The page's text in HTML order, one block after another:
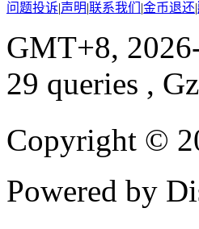
问题投诉|声明|联系我们 |金币退还|
GMT+8,
29 queries ,
Copyright ©
Powered by